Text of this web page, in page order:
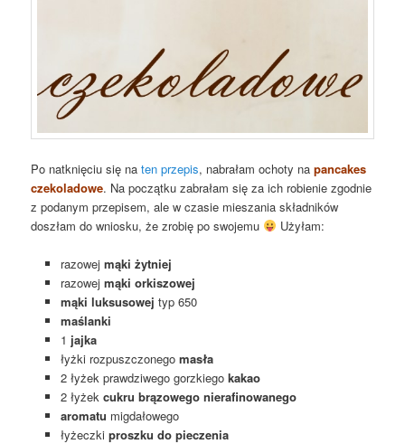
Po natknięciu się naten przepis, nabrałam ochoty napancakes
czekoladowe. Na początku zabrałam się za ich robienie zgodnie
z podanym przepisem, ale w czasie mieszania składników
doszłam do wniosku, że zrobię po swojemu
Użyłam:
razowej mąki żytniej
razowej mąki orkiszowej
mąki luksusowej typ 650
maślanki
1 jajka
łyżki rozpuszczonego masła
2 łyżek prawdziwego gorzkiego kakao
2 łyżek cukru brązowego nierafinowanego
aromatu migdałowego
łyżeczki proszku do pieczenia